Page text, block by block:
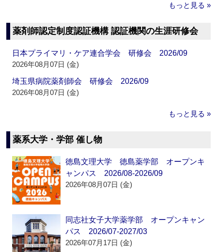
もっと見る »
薬剤師認定制度認証機構 認証機関の生涯研修会
日本プライマリ・ケア連合学会 研修会 2026/09
2026年08月07日 (金)
埼玉県病院薬剤師会 研修会 2026/09
2026年08月07日 (金)
もっと見る »
薬系大学・学部 催し物
徳島文理大学 徳島薬学部 オープンキ
ャンパス 2026/08-2026/09
2026年08月07日 (金)
同志社女子大学薬学部 オープンキャン
パス 2026/07-2027/03
2026年07月17日 (金)